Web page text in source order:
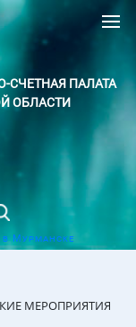
СЧЕТНАЯ ПАЛАТА
ОБЛАСТИ
в Мурманске
МЕРОПРИЯТИЯ